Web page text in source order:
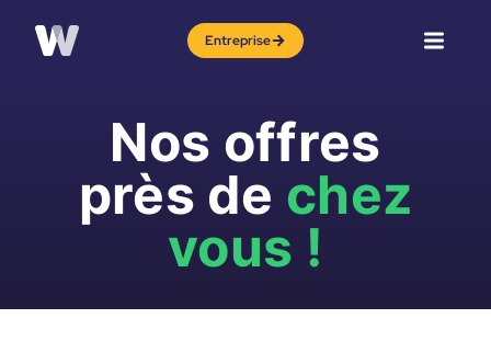
Entreprise
Nos offres
près de chez
vous !